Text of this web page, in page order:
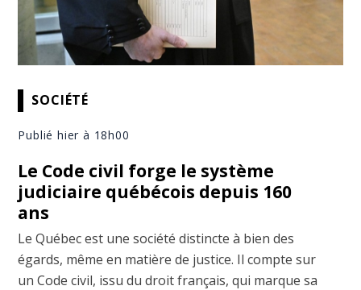
SOCIÉTÉ
Publié hier à 18h00
Le Code civil forge le système
judiciaire québécois depuis 160
ans
Le Québec est une société distincte à bien des
égards, même en matière de justice. Il compte sur
un Code civil, issu du droit français, qui marque sa